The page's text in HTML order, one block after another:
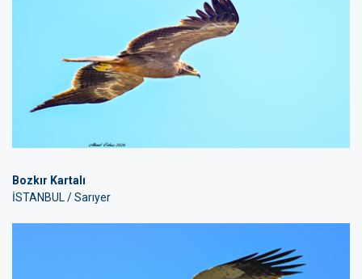
Bozkır Kartalı
İSTANBUL / Sarıyer